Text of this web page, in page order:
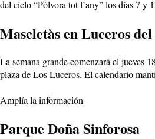
del ciclo “Pólvora tot l’any” los días 7 y
Mascletàs en Luceros
La semana grande comenzará el jueves
plaza de Los Luceros. El calendario
Amplía la información
Parque Doña Sinforosa